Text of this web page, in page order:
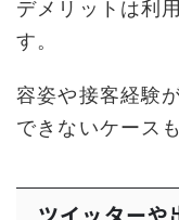
デメリットは利
す。
容姿や接客経験
できないケース
ツイッターや